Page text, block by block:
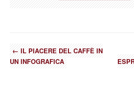
←IL PIACERE DEL CAFFÈ IN
UN INFOGRAFICA